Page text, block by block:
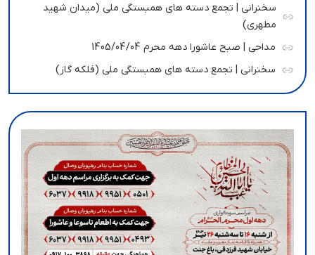
سخنرانی | تجمع دسته های همبستگی ملی (میدان شهید
مطهری)
مداحی | صبح عاشورا دهه محرم 1405/04/04
سخنرانی | تجمع دسته های همبستگی ملی (فلکه گاز)